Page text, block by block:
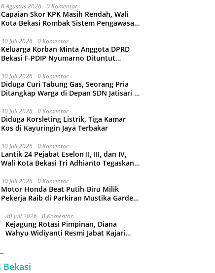
6 Agustus 2026 0 Komentar
Capaian Skor KPK Masih Rendah, Wali
Kota Bekasi Rombak Sistem Pengawasan
30 Juli 2026 0 Komentar
Keluarga Korban Minta Anggota DPRD
Bekasi F-PDIP Nyumarno Dituntut
30 Juli 2026 0 Komentar
Diduga Curi Tabung Gas, Seorang Pria
Ditangkap Warga di Depan SDN Jatisari 1
30 Juli 2026 0 Komentar
Diduga Korsleting Listrik, Tiga Kamar
Kos di Kayuringin Jaya Terbakar
30 Juli 2026 0 Komentar
Lantik 24 Pejabat Eselon II, III, dan IV,
Wali Kota Bekasi Tri Adhianto Tegaskan
Komentar Medsos
30 Juli 2026 0 Komentar
Motor Honda Beat Putih-Biru Milik
Pekerja Raib di Parkiran Mustika Garden
30 Juli 2026 0 Komentar
Kejagung Rotasi Pimpinan, Diana
Wahyu Widiyanti Resmi Jabat Kajari
Bekasi